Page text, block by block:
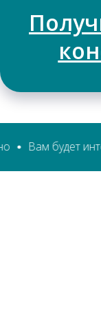
интересно